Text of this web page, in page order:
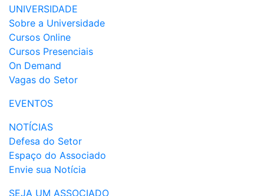
UNIVERSIDADE
Sobre a Universidade
Cursos Online
Cursos Presenciais
On Demand
Vagas do Setor
EVENTOS
NOTÍCIAS
Defesa do Setor
Espaço do Associado
Envie sua Notícia
SEJA UM ASSOCIADO